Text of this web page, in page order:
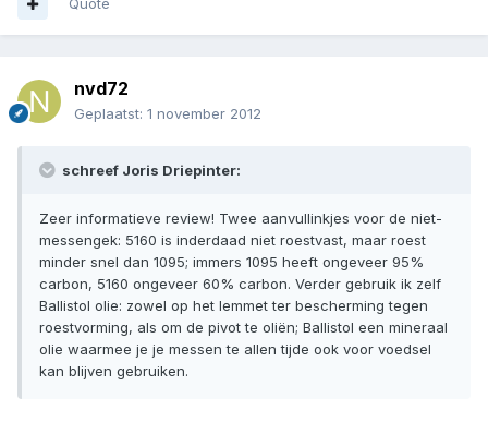
Quote
nvd72
Geplaatst: 1 november 2012
schreef Joris Driepinter:
Zeer informatieve review! Twee aanvullinkjes voor de niet-
messengek: 5160 is inderdaad niet roestvast, maar roest
minder snel dan 1095; immers 1095 heeft ongeveer 95%
carbon, 5160 ongeveer 60% carbon. Verder gebruik ik zelf
Ballistol olie: zowel op het lemmet ter bescherming tegen
roestvorming, als om de pivot te oliën; Ballistol een mineraal
olie waarmee je je messen te allen tijde ook voor voedsel
kan blijven gebruiken.